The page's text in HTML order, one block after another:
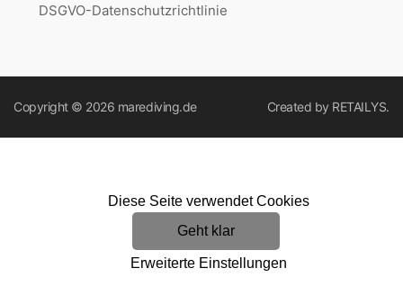
DSGVO-Datenschutzrichtlinie
Copyright © 2026 marediving.de Created by RETAILYS.
Diese Seite verwendet Cookies
Geht klar
Erweiterte Einstellungen